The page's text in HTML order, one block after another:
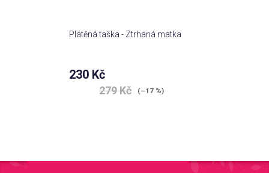
Plátěná taška - Ztrhaná matka
230 Kč
279 Kč (–17 %)